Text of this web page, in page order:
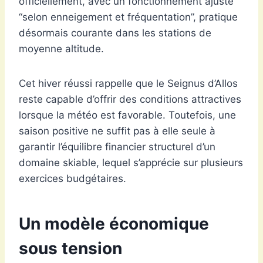
“selon enneigement et fréquentation”, pratique
désormais courante dans les stations de
moyenne altitude.
Cet hiver réussi rappelle que le Seignus d’Allos
reste capable d’offrir des conditions attractives
lorsque la météo est favorable. Toutefois, une
saison positive ne suffit pas à elle seule à
garantir l’équilibre financier structurel d’un
domaine skiable, lequel s’apprécie sur plusieurs
exercices budgétaires.
Un modèle économique
sous tension